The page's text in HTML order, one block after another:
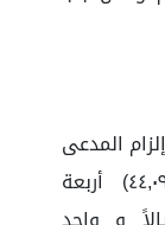
المدعى
عليها بتسليم الثمن وقدره (٤٤,٠٩١.٨١) أربعة